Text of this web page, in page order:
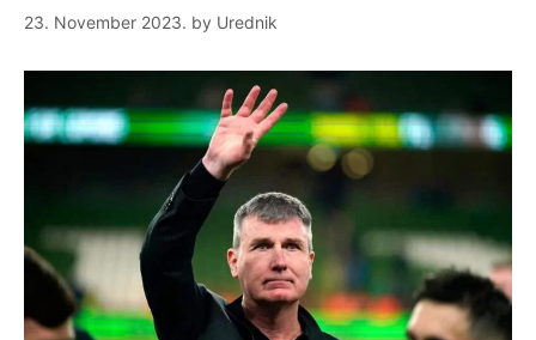
23. November 2023. by Urednik